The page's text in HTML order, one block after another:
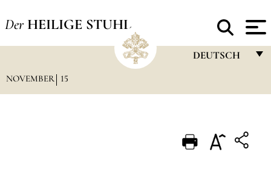
Der HEILIGE STUHL
DEUTSCH
PORTUGUÊS
NOVEMBER 15